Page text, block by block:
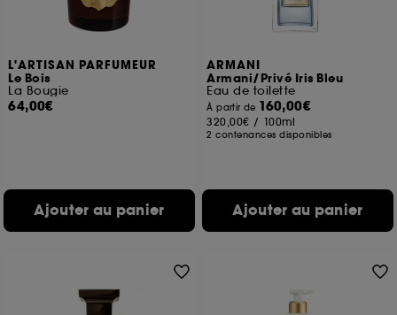
L'ARTISAN PARFUMEUR
Le Bois
La Bougie
64,00€
Ajouter au panier
ARMANI
Armani/Privé Iris Bleu
Eau de toilette
À partir de 160,00€
320,00€ / 100ml
2 contenances disponibles
Ajouter au panier